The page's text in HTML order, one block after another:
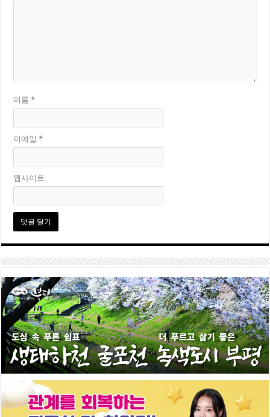
이름*
이메일*
웹사이트